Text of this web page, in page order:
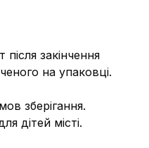
закінчення
на упаковці.
зберігання.
дітей місті.